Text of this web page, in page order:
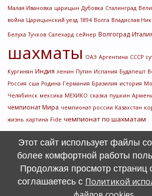
Малая Ивановка царицын Дубовка Сталинград
война Царицынский уезд 1894 Волга Владислав
Белуха Тучков Салехард сейнер Волгоград
шахматы ОАЭ Аргентина СССР
Кургинян Индия ленин Путин Испания Будапешт
Россия сша Родина Германия Бразилия история
Челябинск мексика МЕХИКО сказка пушкин
чемпионат Мира чемпионат россии Казахстан
жизнь картина Fide чемпионат по шахматам
Этот сайт использует файлы
более комфортной работы
Продолжая просмотр страниц
соглашаетесь с Политикой